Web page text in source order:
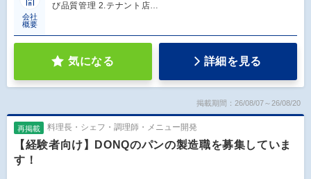
会社
概要
び品質管理 2.テナント店…
気になる 詳細を見る
掲載期間：26/08/07～26/08/20
再掲載 料理長・シェフ・調理師・メニュー開発
【経験者向け】DONQのパンの製造職を募集していま
す！